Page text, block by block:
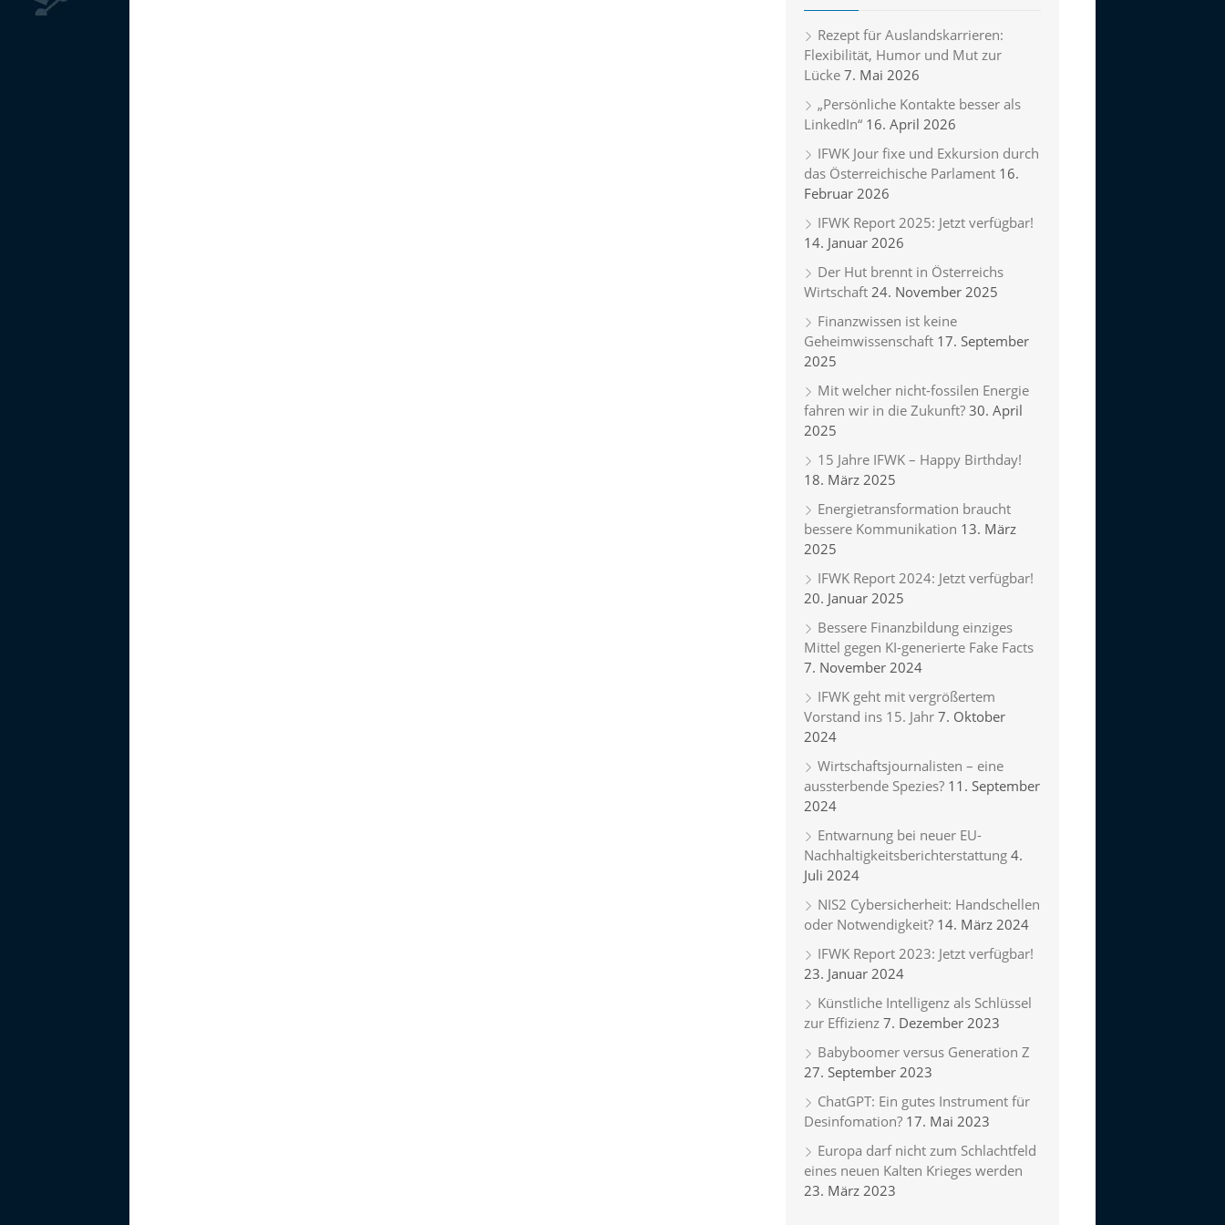
Rezept für Auslandskarrieren:
Flexibilität, Humor und Mut zur
Lücke 7. Mai 2026
„Persönliche Kontakte besser als
LinkedIn“ 16. April 2026
IFWK Jour fixe und Exkursion durch
das Österreichische Parlament 16.
Februar 2026
IFWK Report 2025: Jetzt verfügbar!
14. Januar 2026
Der Hut brennt in Österreichs
Wirtschaft 24. November 2025
Finanzwissen ist keine
Geheimwissenschaft 17. September
2025
Mit welcher nicht-fossilen Energie
fahren wir in die Zukunft? 30. April
2025
15 Jahre IFWK – Happy Birthday!
18. März 2025
Energietransformation braucht
bessere Kommunikation 13. März
2025
IFWK Report 2024: Jetzt verfügbar!
20. Januar 2025
Bessere Finanzbildung einziges
Mittel gegen KI-generierte Fake Facts
7. November 2024
IFWK geht mit vergrößertem
Vorstand ins 15. Jahr 7. Oktober
2024
Wirtschaftsjournalisten – eine
aussterbende Spezies? 11. September
2024
Entwarnung bei neuer EU-
Nachhaltigkeitsberichterstattung 4.
Juli 2024
NIS2 Cybersicherheit: Handschellen
oder Notwendigkeit? 14. März 2024
IFWK Report 2023: Jetzt verfügbar!
23. Januar 2024
Künstliche Intelligenz als Schlüssel
zur Effizienz 7. Dezember 2023
Babyboomer versus Generation Z
27. September 2023
ChatGPT: Ein gutes Instrument für
Desinfomation? 17. Mai 2023
Europa darf nicht zum Schlachtfeld
eines neuen Kalten Krieges werden
23. März 2023